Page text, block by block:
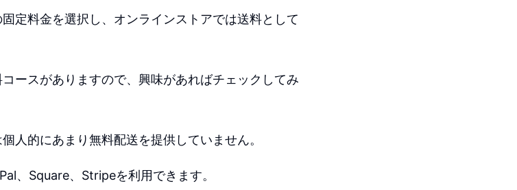
定料金を選択し、オンラインストアでは送料として
ースがありますので、興味があればチェックしてみ
人的にあまり無料配送を提供していません。
、Square、Stripeを利用できます。